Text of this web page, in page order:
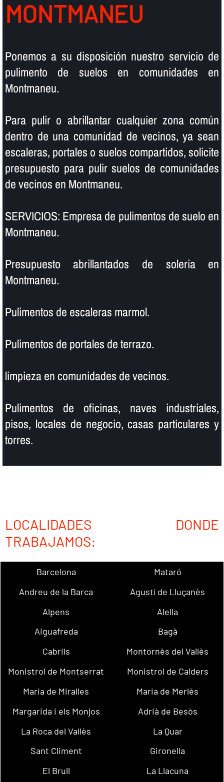
MONTMANEU
Ponemos a su disposición nuestro servicio de
pulimento de suelos en comunidades en
Montmaneu.
Para pulir o abrillantar cualquier zona común
dentro de una comunidad de vecinos, ya sean
escaleras, portales o suelos compartidos, solicite
presupuesto para pulir suelos de comunidades
de vecinos en Montmaneu.
SERVICIOS: Empresa de pulimentos de suelo en
Montmaneu.
Presupuesto abrillantados de soleria en
Montmaneu.
Pulimentos de escaleras marmol.
Pulimentos de portales de terrazo.
limpieza en comunidades de vecinos.
Pulimentos de oficinas, naves industriales,
pisos, locales de negocio, casas particulares y
torres.
LOCALIDADES DONDE
TRABAJAMOS:
Barcelona
Mataró
Andreu de la Barca
Agustí de Lluçanès
Alpens
Alella
Aiguafreda
Bagà
Cabrils
Montornès del Vallès
Monistrol de Montserrat
Monistrol de Calders
Maria de Miralles
Maria de Merlès
Margarida i els Monjos
Adrià de Besòs
La Roca del Vallès
La Quar
Sant Climent
Gironella
El Brull
La Llacuna